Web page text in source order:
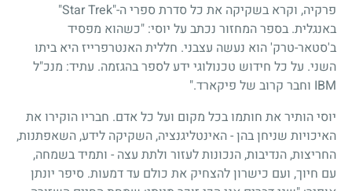
פרקיה, וקרא בשקיקה את כל סדרת ספרי ה-"Star Trek"
באנגלית. בספר המחזור נכתב על יוסי: "כשהוא מפסיד
ב'סטאר-טרק' הוא נעשה עצבני. חללית האנטרפרייז היא ביתו
השני. על כל חידוש טכנולוגי ידע לספר בהגזמה. עתיד: מנכ"ל
IBM וחבר קרוב של פיקארד."
יוסי הותיר את חותמו בכל מקום ועל כל אדם. חבריו הוקירו את
האיכויות שניחן בהן - האינטליגנציה, השקיקה לידע, השאפתנות,
החריצות, הנדיבות, הנכונות לעזור ולתת עצה - ותמיד בשמחה,
עם חיוך, ועם כישרון להצחיק את כולם עד דמעות. סיפר יונתן